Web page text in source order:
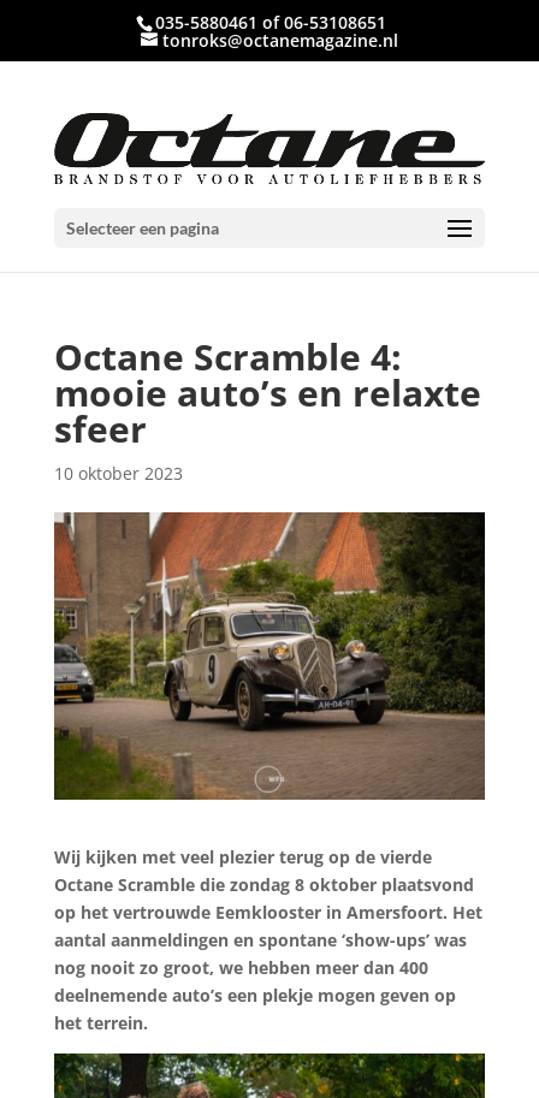
035-5880461 of 06-53108651
tonroks@octanemagazine.nl
Selecteer een pagina
Octane Scramble 4:
mooie auto’s en relaxte
sfeer
10 oktober 2023
Wij kijken met veel plezier terug op de vierde
Octane Scramble die zondag 8 oktober plaatsvond
op het vertrouwde Eemklooster in Amersfoort. Het
aantal aanmeldingen en spontane ‘show-ups’ was
nog nooit zo groot, we hebben meer dan 400
deelnemende auto’s een plekje mogen geven op
het terrein.